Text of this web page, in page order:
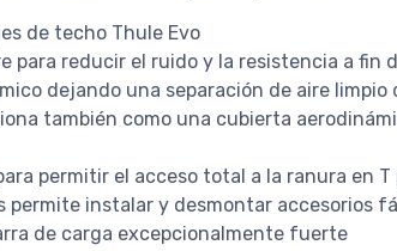
de techo Thule Evo
para reducir el ruido y la resistencia a fin
dejando una separación de aire limpio
también como una cubierta
permitir el acceso total a la ranura en
permite instalar y desmontar accesorios
de carga excepcionalmente fuerte